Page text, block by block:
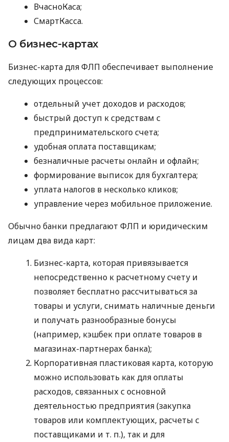
ВчасноКаса;
СмартКасса.
О бизнес-картах
Бизнес-карта для ФЛП обеспечивает выполнение
следующих процессов:
отдельный учет доходов и расходов;
быстрый доступ к средствам с
предпринимательского счета;
удобная оплата поставщикам;
безналичные расчеты онлайн и офлайн;
формирование выписок для бухгалтера;
уплата налогов в несколько кликов;
управление через мобильное приложение.
Обычно банки предлагают ФЛП и юридическим
лицам два вида карт:
Бизнес-карта, которая привязывается
непосредственно к расчетному счету и
позволяет бесплатно рассчитываться за
товары и услуги, снимать наличные деньги
и получать разнообразные бонусы
(например, кэшбек при оплате товаров в
магазинах-партнерах банка);
Корпоративная пластиковая карта, которую
можно использовать как для оплаты
расходов, связанных с основной
деятельностью предприятия (закупка
товаров или комплектующих, расчеты с
поставщиками и т. п.), так и для